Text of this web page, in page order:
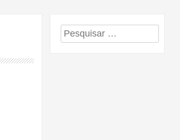
Pesquisar
por: